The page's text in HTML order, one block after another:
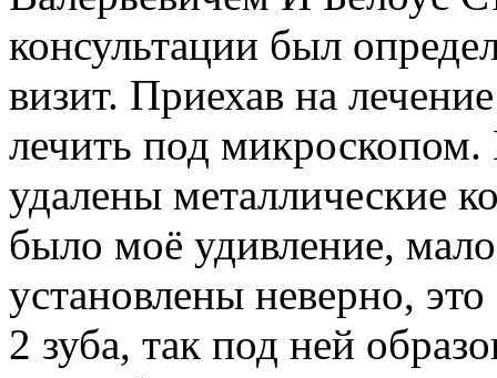
консультации был
визит. Приехав на
лечить под
удалены металлические
было моё удивление,
установлены неверно,
2 зуба, так под ней